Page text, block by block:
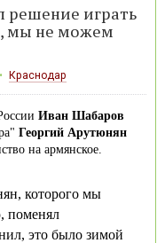
решение играть
мы не можем
Краснодар
Иван Шабаров
Георгий Арутюнян
на армянское.
которого мы
поменял
это было зимой